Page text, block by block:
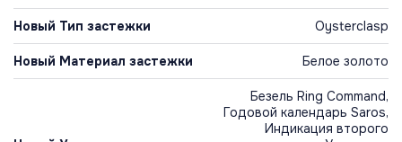
Новый Тип застежки Oysterclasp
Новый Материал застежки Белое золото
Безель Ring Command,
Годовой календарь Saros,
Индикация второго